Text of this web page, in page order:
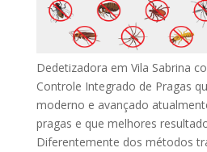
Dedetizadora em Vila Sabrina
Controle Integrado de Pragas
moderno e avançado
pragas e que melhores
Diferentemente dos métodos